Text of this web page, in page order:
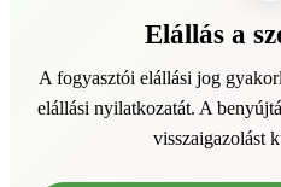
Elállás a
A fogyasztói elállási jog
elállási nyilatkozatát. A
visszaigazolást